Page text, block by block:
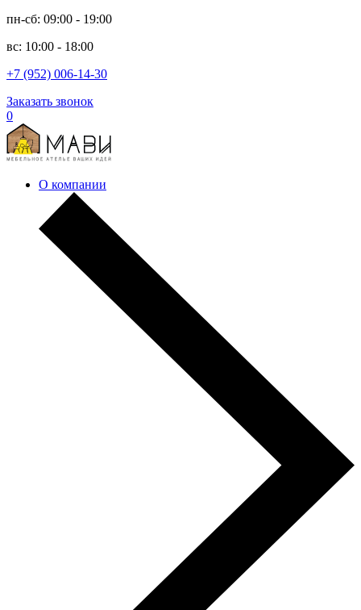
пн-сб: 09:00 - 19:00
вс: 10:00 - 18:00
+7 (952) 006-14-30
Заказать звонок
0
О компании